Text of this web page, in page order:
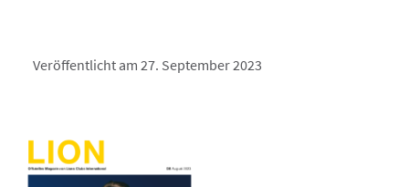
Veröffentlicht am 27. September 2023